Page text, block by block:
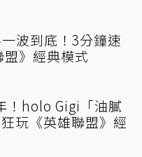
波到底！3分鐘速
》經典模式
！holo Gigi「油膩
玩《英雄聯盟》經